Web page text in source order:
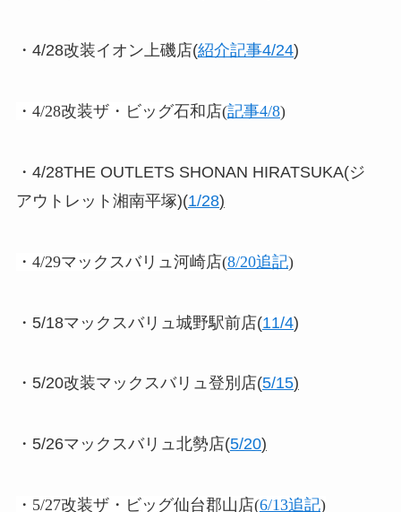
・4/28改装イオン上磯店(紹介記事4/24)
・4/28改装ザ・ビッグ石和店(記事4/8)
・4/28THE OUTLETS SHONAN HIRATSUKA(ジ
アウトレット湘南平塚)(1/28)
・4/29マックスバリュ河崎店(8/20追記)
・5/18マックスバリュ城野駅前店(11/4)
・5/20改装マックスバリュ登別店(5/15)
・5/26マックスバリュ北勢店(5/20)
・5/27改装ザ・ビッグ仙台郡山店(6/13追記)